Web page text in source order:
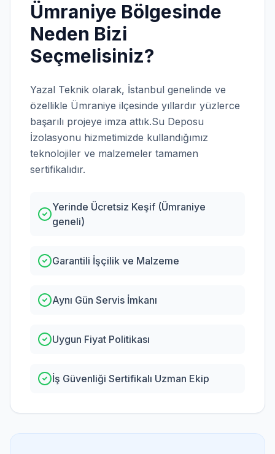
Ümraniye Bölgesinde
Neden Bizi
Seçmelisiniz?
Yazal Teknik olarak, İstanbul genelinde ve
özellikle Ümraniye ilçesinde yıllardır yüzlerce
başarılı projeye imza attık.Su Deposu
İzolasyonu hizmetimizde kullandığımız
teknolojiler ve malzemeler tamamen
sertifikalıdır.
Yerinde Ücretsiz Keşif (Ümraniye
geneli)
Garantili İşçilik ve Malzeme
Aynı Gün Servis İmkanı
Uygun Fiyat Politikası
İş Güvenliği Sertifikalı Uzman Ekip